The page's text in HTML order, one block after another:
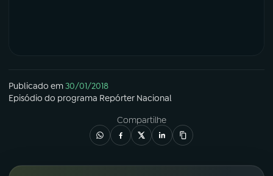
Publicado em30/01/2018
Episódio do programa Repórter Nacional
Compartilhe